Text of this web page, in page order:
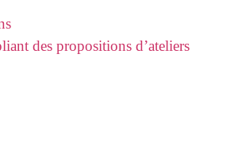
des propositions d’ateliers